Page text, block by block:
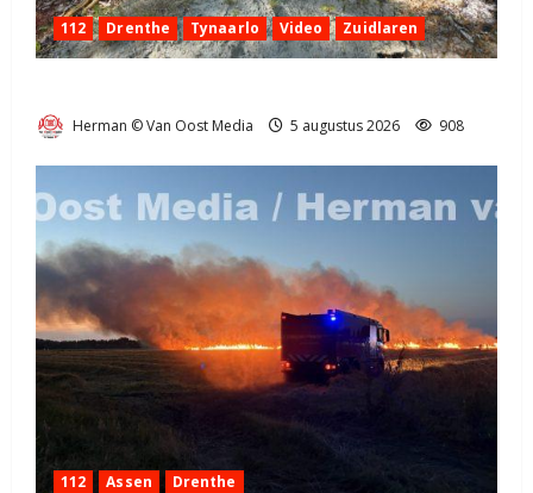
112 Drenthe Tynaarlo Video Zuidlaren
Herman © Van Oost Media 5 augustus 2026 908
112 Assen Drenthe